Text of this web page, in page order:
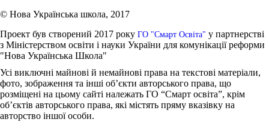
© Нова Українська школа, 2017
Проект був створений 2017 року ГО "Смарт Освіта" у партнерстві
з Міністерством освіти і науки України для комунікації реформи
"Нова Українська Школа"
Усі виключні майнові й немайнові права на текстові матеріали,
фото, зображення та інші об’єкти авторського права, що
розміщені на цьому сайті належать ГО “Смарт освіта”, крім
об’єктів авторського права, які містять пряму вказівку на
авторство іншої особи.